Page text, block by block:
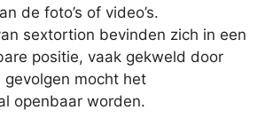
de foto’s of video’s.
sextortion bevinden zich in een
positie, vaak gekweld door
gevolgen mocht het
openbaar worden.